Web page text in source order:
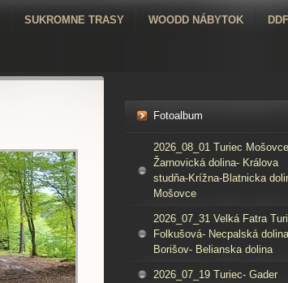
SUKROMNE TRASY WOODD NÁBYTOK
Fotoalbum
2026_08_01 Turiec
Žarnovická dolina- Králova
studňa-Krížna-Blatnicka
Mošovce
2026_07_31 Velká Fatra
Folkušová- Necpalská
Borišov- Belianska dolina
2026_07_19 Turiec- Gader